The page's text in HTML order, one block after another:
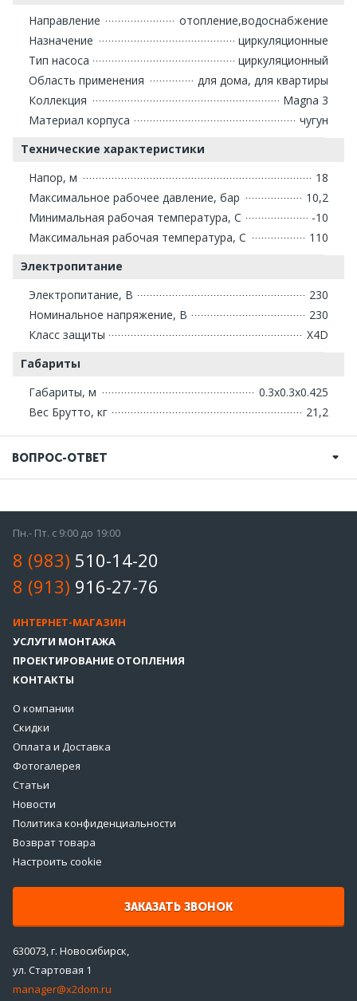
Направление
отопление,водоснабжение
Назначение
циркуляционные
Тип насоса
циркуляционный
Область применения
для дома, для квартиры
Коллекция
Magna 3
Материал корпуса
чугун
Технические характеристики
Напор, м
18
Максимальное рабочее давление, бар
10,2
Минимальная рабочая температура, С
-10
Максимальная рабочая температура, С
110
Электропитание
Электропитание, В
230
Номинальное напряжение, В
230
Класс защиты
X4D
Габариты
Габариты, м
0.3x0.3x0.425
Вес Брутто, кг
21,2
ВОПРОС-ОТВЕТ
Пн.- Пт. с 9:00 до 19:00
8 (983) 510-14-20
8 (913) 916-27-76
ИНТЕРНЕТ-МАГАЗИН
УСЛУГИ МОНТАЖА
ПРОЕКТИРОВАНИЕ ОТОПЛЕНИЯ
КОНТАКТЫ
О компании
Скидки
Оплата и Доставка
Фотогалерея
Статьи
Новости
Политика конфиденциальности
Возврат товара
Настроить cookie
ЗАКАЗАТЬ ЗВОНОК
630073, г. Новосибирск,
ул. Стартовая 1
manager@x2dom.ru